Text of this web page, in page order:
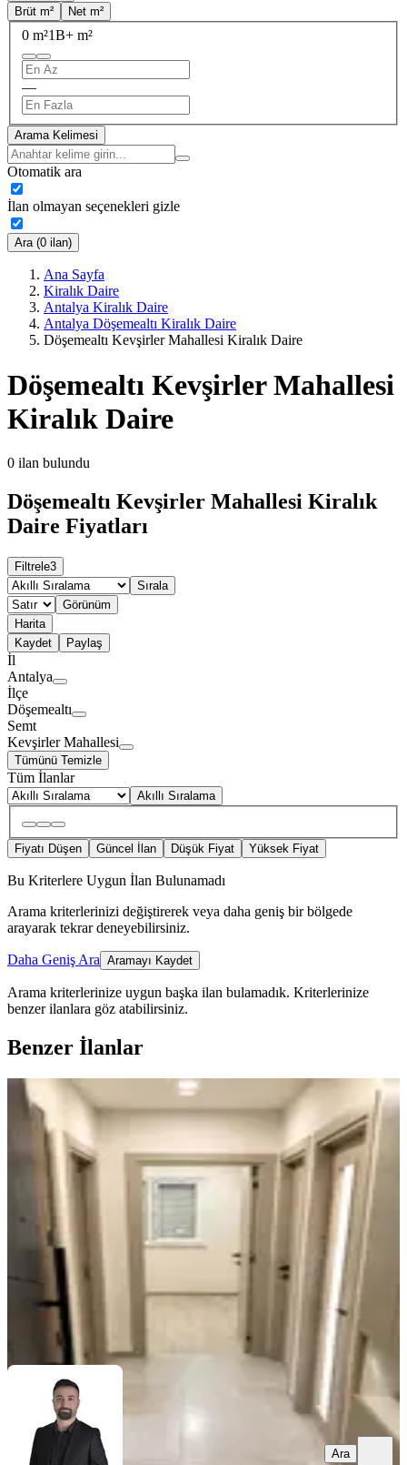
Brüt m²
Net m²
0 m²1B+ m²
—
Arama Kelimesi
Otomatik ara
İlan olmayan seçenekleri gizle
Ara (0 ilan)
Ana Sayfa
Kiralık Daire
Antalya Kiralık Daire
Antalya Döşemealtı Kiralık Daire
Döşemealtı Kevşirler Mahallesi Kiralık Daire
Döşemealtı Kevşirler Mahallesi
Kiralık Daire
0 ilan bulundu
Döşemealtı Kevşirler Mahallesi Kiralık
Daire Fiyatları
Filtrele3
Sırala
Görünüm
Harita
Kaydet
Paylaş
İl
Antalya
İlçe
Döşemealtı
Semt
Kevşirler Mahallesi
Tümünü Temizle
Tüm İlanlar
Akıllı Sıralama
Fiyatı Düşen Güncel İlan Düşük Fiyat Yüksek Fiyat
Bu Kriterlere Uygun İlan Bulunamadı
Arama kriterlerinizi değiştirerek veya daha geniş bir bölgede
arayarak tekrar deneyebilirsiniz.
Daha Geniş Ara Aramayı Kaydet
Arama kriterlerinize uygun başka ilan bulamadık. Kriterlerinize
benzer ilanlara göz atabilirsiniz.
Benzer İlanlar
YENİ
Yeniköyde 2+1 Kiralık / Bilim
Üniversitesine Çok Yakın
Döşemealtı, Yeniköy Mahallesi
90 m²·3. Kat 09.08.2026
Yavuz Gayrimenkul
Ara